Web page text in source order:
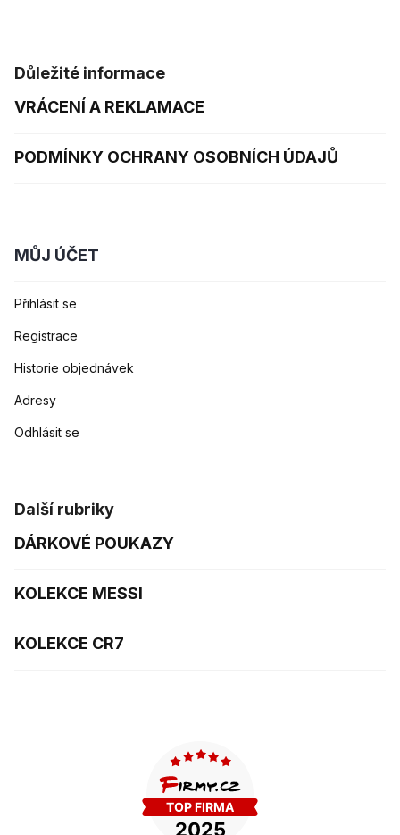
Důležité informace
VRÁCENÍ A REKLAMACE
PODMÍNKY OCHRANY OSOBNÍCH ÚDAJŮ
MŮJ ÚČET
Přihlásit se
Registrace
Historie objednávek
Adresy
Odhlásit se
Další rubriky
DÁRKOVÉ POUKAZY
KOLEKCE MESSI
KOLEKCE CR7